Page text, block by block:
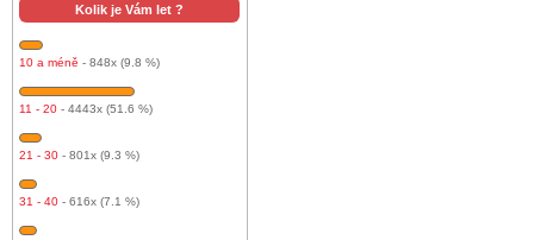
Kolik je Vám let ?
10 a méně - 848x (9.8 %)
11 - 20 - 4443x (51.6 %)
21 - 30 - 801x (9.3 %)
31 - 40 - 616x (7.1 %)